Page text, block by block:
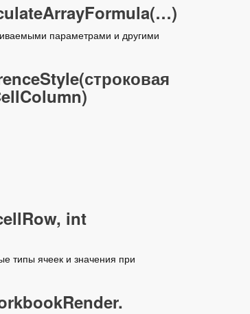
параметрами и другими
int
типы ячеек и значения при